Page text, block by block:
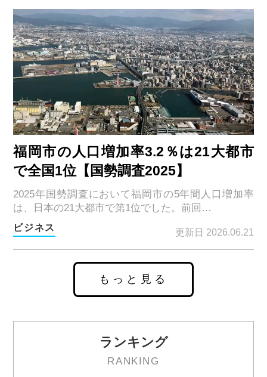
福岡市の人口増加率3.2％は21大都市
で全国1位【国勢調査2025】
2025年国勢調査において福岡市の5年間人口増加率
は、日本の21大都市で第1位でした。前回…
ビジネス 更新日 2026.06.21
もっと見る
ランキング
RANKING